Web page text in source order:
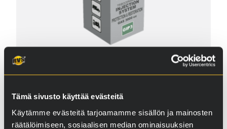
Tämä sivusto käyttää evästeitä
Käytämme evästeitä tarjoamamme sisällön ja mainosten
räätälöimiseen, sosiaalisen median ominaisuuksien
GIP3
suorasuihkutus­järjestelmille
46,90